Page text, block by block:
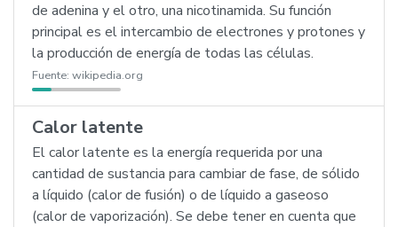
de adenina y el otro, una nicotinamida. Su función
principal es el intercambio de electrones y protones y
la producción de energía de todas las células.
Fuente: wikipedia.org
Calor latente
El calor latente es la energía requerida por una
cantidad de sustancia para cambiar de fase, de sólido
a líquido (calor de fusión) o de líquido a gaseoso
(calor de vaporización). Se debe tener en cuenta que